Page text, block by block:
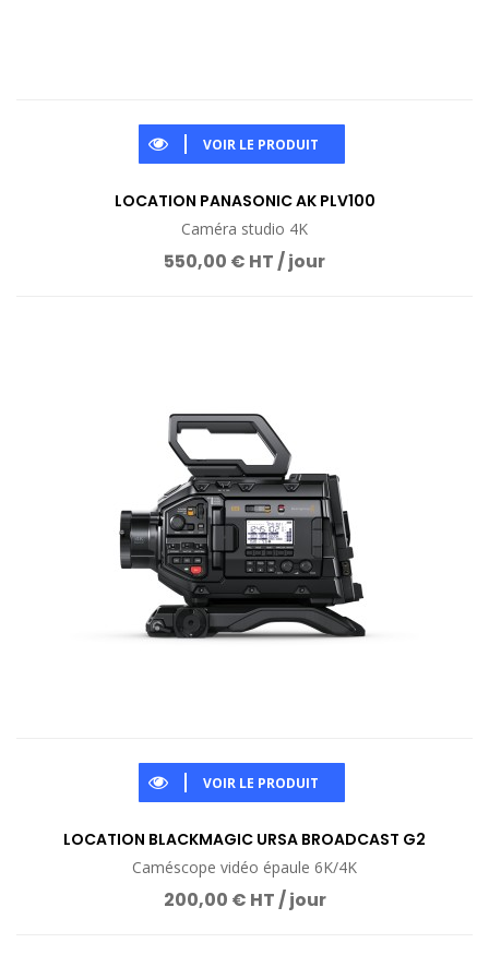
VOIR LE PRODUIT
LOCATION PANASONIC AK PLV100
Caméra studio 4K
550,00 € HT / jour
VOIR LE PRODUIT
LOCATION BLACKMAGIC URSA BROADCAST G2
Caméscope vidéo épaule 6K/4K
200,00 € HT / jour